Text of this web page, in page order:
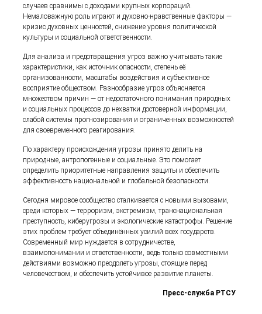
случаев сравнимы с доходами крупных корпораций.
Немаловажную роль играют и духовно-нравственные факторы —
кризис духовных ценностей, снижение уровня политической
культуры и социальной ответственности.
Для анализа и предотвращения угроз важно учитывать такие
характеристики, как источник опасности, степень её
организованности, масштабы воздействия и субъективное
восприятие обществом. Разнообразие угроз объясняется
множеством причин — от недостаточного понимания природных
и социальных процессов до нехватки достоверной информации,
слабой системы прогнозирования и ограниченных возможностей
для своевременного реагирования.
По характеру происхождения угрозы принято делить на
природные, антропогенные и социальные. Это помогает
определить приоритетные направления защиты и обеспечить
эффективность национальной и глобальной безопасности.
Сегодня мировое сообщество сталкивается с новыми вызовами,
среди которых — терроризм, экстремизм, транснациональная
преступность, киберугрозы и экологические катастрофы. Решение
этих проблем требует объединённых усилий всех государств.
Современный мир нуждается в сотрудничестве,
взаимопонимании и ответственности, ведь только совместными
действиями возможно преодолеть угрозы, стоящие перед
человечеством, и обеспечить устойчивое развитие планеты.
Пресс-служба РТСУ